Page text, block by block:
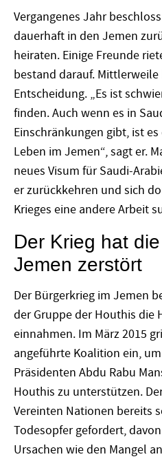
Vergangenes Jahr
dauerhaft in den Jemen
heiraten. Einige Freunde
bestand darauf.
Entscheidung. „Es ist
finden. Auch wenn es in
Einschränkungen gibt, ist
Leben im Jemen“, sagt er.
neues Visum für Saudi-
er zurückkehren und sich
Krieges eine andere Arbeit
Der Krieg hat
Jemen zerstört
Der Bürgerkrieg im Jemen
der Gruppe der Houthis die
einnahmen. Im März 2015
angeführte Koalition ein,
Präsidenten Abdu Rabu
Houthis zu unterstützen.
Vereinten Nationen bereits
Todesopfer gefordert,
Ursachen wie den Mangel